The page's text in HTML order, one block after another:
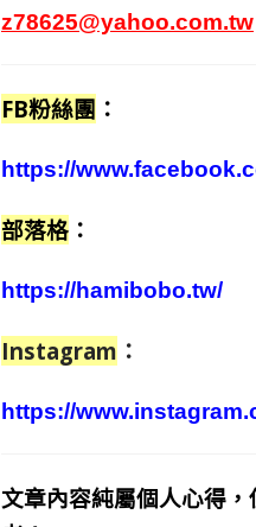
z78625@yahoo.com.tw
FB粉絲團 ：
https://
部落格 ：
https://hamibobo.tw/
Instagram ：
https://
文章內容純屬個人心得，